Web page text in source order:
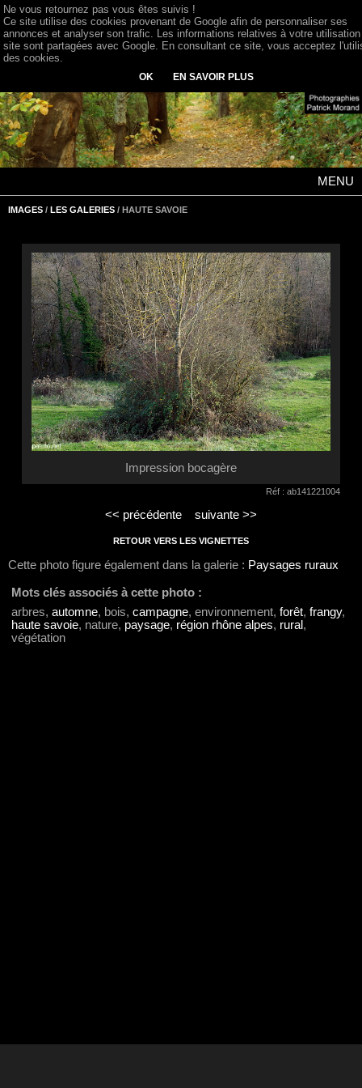
MENU
IMAGES / LES GALERIES / HAUTE SAVOIE
Impression bocagère
Réf : ab141221004
<< précédente suivante >>
RETOUR VERS LES VIGNETTES
Cette photo figure également dans la galerie : Paysages ruraux
Mots clés associés à cette photo :
arbres, automne, bois, campagne, environnement, forêt, frangy,
haute savoie, nature, paysage, région rhône alpes, rural,
végétation
Ne vous retournez pas vous êtes suivis !
Ce site utilise des cookies provenant de Google afin de personnaliser ses
annonces et analyser son trafic. Les informations relatives à votre
site sont partagées avec Google. En consultant ce site, vous acceptez
des cookies.
OK EN SAVOIR PLUS